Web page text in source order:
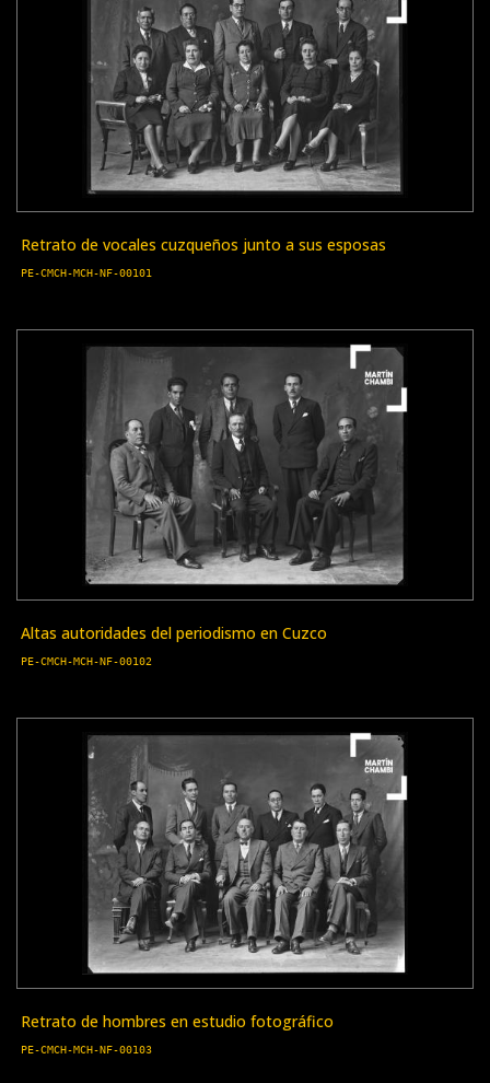
Retrato de vocales cuzqueños junto a sus esposas
PE-CMCH-MCH-NF-00101
Altas autoridades del periodismo en Cuzco
PE-CMCH-MCH-NF-00102
Retrato de hombres en estudio fotográfico
PE-CMCH-MCH-NF-00103